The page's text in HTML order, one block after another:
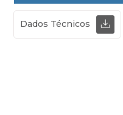
Dados Técnicos